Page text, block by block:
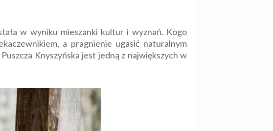
w wyniku mieszanki kultur i wyznań. Kogo
a pragnienie ugasić naturalnym
Knyszyńska jest jedną z największych w